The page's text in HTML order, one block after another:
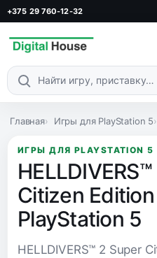
+375 29 760-12-32
Поиск по каталогу
Главная Игры для PlayStation 5
ИГРЫ ДЛЯ PLAYSTATION 5
Citizen
PlayStation 5
HELLDIVERS™ 2 Super